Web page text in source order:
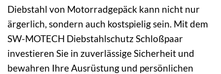
Diebstahl von Motorradgepäck kann nicht nur
ärgerlich, sondern auch kostspielig sein. Mit dem
SW-MOTECH Diebstahlschutz Schloßpaar
investieren Sie in zuverlässige Sicherheit und
bewahren Ihre Ausrüstung und persönlichen